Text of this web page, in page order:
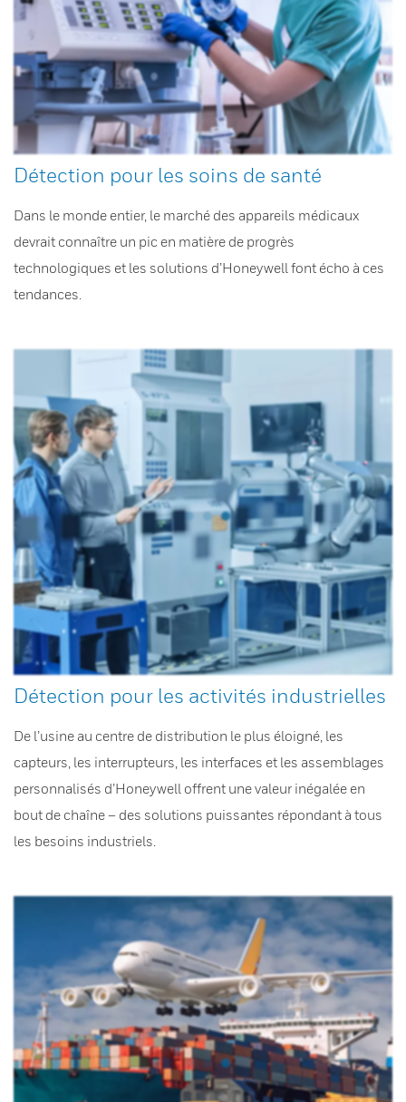
Détection pour les soins de santé
Dans le monde entier, le marché des appareils médicaux
devrait connaître un pic en matière de progrès
technologiques et les solutions d’Honeywell font écho à ces
tendances.
Détection pour les activités industrielles
De l’usine au centre de distribution le plus éloigné, les
capteurs, les interrupteurs, les interfaces et les assemblages
personnalisés d’Honeywell offrent une valeur inégalée en
bout de chaîne – des solutions puissantes répondant à tous
les besoins industriels.